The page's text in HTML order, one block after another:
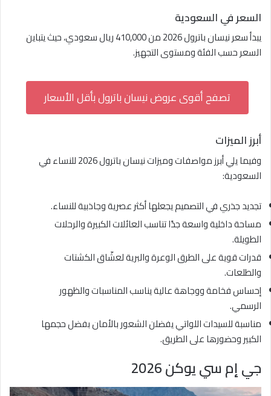
السعر في السعودية
يبدأ سعر نيسان باترول 2026 من 410,000 ريال سعودي، حيث يتباين
السعر حسب الفئة ومستوى التجهيز.
تصفح أقوى عروض نيسان باترول بأقل الأسعار
أبرز الميزات
وفيما يلي أبرز مواصفات وميزات نيسان باترول 2026 للنساء في
السعودية:
تجديد جذري في التصميم يجعلها أكثر عصرية وجاذبية للنساء.
مساحة داخلية واسعة جدًا تناسب العائلات الكبيرة والرحلات
الطويلة.
قدرات قوية على الطرق الوعرة والبرية لعشّاق الكشتات
والطلعات.
إحساس فخامة ووجاهة عالية يناسب المناسبات والظهور
الرسمي.
مناسبة للسيدات اللواتي يفضلن الشعور بالأمان بفضل حجمها
الكبير وحضورها على الطريق.
جي إم سي يوكن 2026